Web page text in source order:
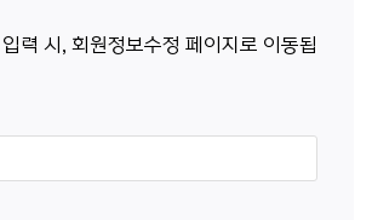
력 시, 회원정보수정 페이지로 이동됩